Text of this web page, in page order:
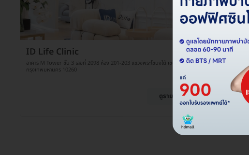
ID Life Clinic
อาคาร M Tower ชั้น 3 เลขที่ 2098 ห้อง 201-203 แขวงพระโขนงใต้ เขตพระโขนง
กรุงเทพมหานคร 10260
ดูรายละเอียด